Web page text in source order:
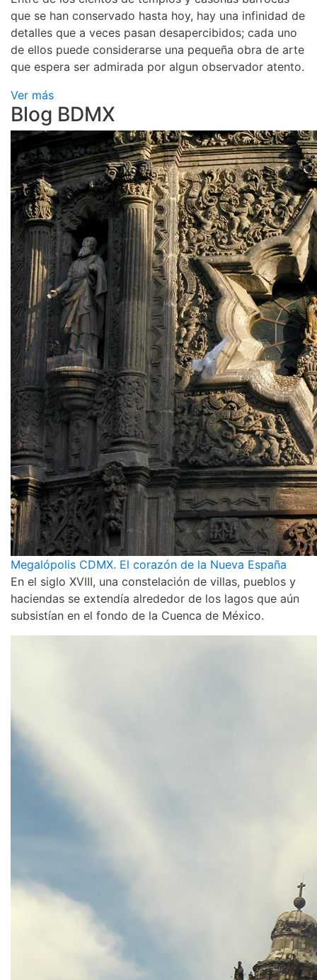
que se han conservado hasta hoy, hay una infinidad de
detalles que a veces pasan desapercibidos; cada uno
de ellos puede considerarse una pequeña obra de arte
que espera ser admirada por algun observador atento.
Ver más
Blog BDMX
Megalópolis CDMX. El corazón de la Nueva España
En el siglo XVIII, una constelación de villas, pueblos y
haciendas se extendía alrededor de los lagos que aún
subsistían en el fondo de la Cuenca de México.